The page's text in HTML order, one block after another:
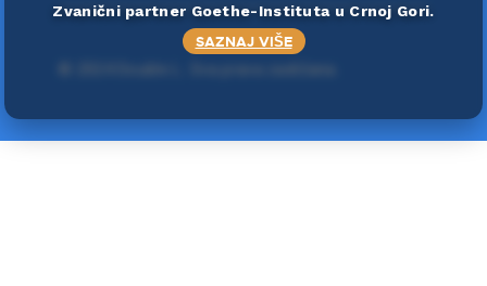
Zvanični partner Goethe-Instituta u Crnoj Gori.
SAZNAJ VIŠE